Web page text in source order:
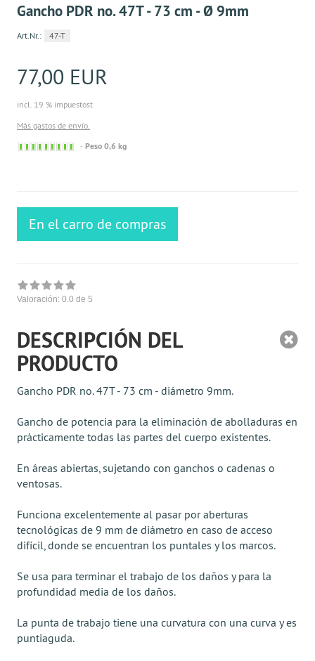
Gancho PDR no. 47Т - 73 cm - Ø 9mm
Art.Nr.: 47-T
77,00 EUR
incl. 19 % impuestost
Más gastos de envío.
Sofort
Peso 0,6 kg
En el carro de compras
Valoración: 0.0 de 5
DESCRIPCIÓN DEL
PRODUCTO
Gancho PDR no. 47Т - 73 cm - diámetro 9mm.
Gancho de potencia para la eliminación de abolladuras en
prácticamente todas las partes del cuerpo existentes.
En áreas abiertas, sujetando con ganchos o cadenas o
ventosas.
Funciona excelentemente al pasar por aberturas
tecnológicas de 9 mm de diámetro en caso de acceso
difícil, donde se encuentran los puntales y los marcos.
Se usa para terminar el trabajo de los daños y para la
profundidad media de los daños.
La punta de trabajo tiene una curvatura con una curva y es
puntiaguda.